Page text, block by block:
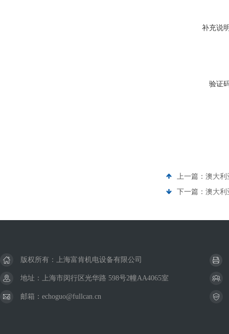
补充说
验证
上一篇： 澳大利
下一篇： 澳大利
版权所有：上海富肯机电设备有限公司
地址：上海市闵行区光华路 598号2幢AA4065室
邮箱：echoguo@fullcan.cn